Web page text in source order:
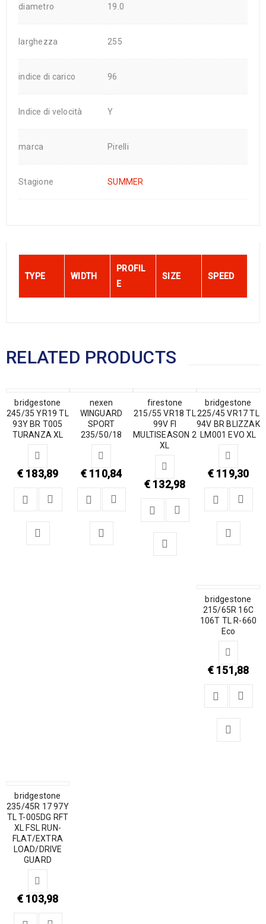
diametro 19.0
larghezza 255
indice di carico 96
Indice di velocità Y
marca Pirelli
Stagione SUMMER
TYPE WIDTH
PROFIL
E
SIZE SPEED
RELATED PRODUCTS
bridgestone
245/35 YR19 TL
93Y BR T005
TURANZA XL
€183,89
nexen
WINGUARD
SPORT
235/50/18
€110,84
firestone
215/55 VR18 TL
99V FI
MULTISEASON 2
XL
€132,98
bridgestone
225/45 VR17 TL
94V BR BLIZZAK
LM001 EVO XL
€119,30
bridgestone
215/65R 16C
106T TL R-660
Eco
€151,88
bridgestone
235/45R 17 97Y
TL T-005DG RFT
XL FSL RUN-
FLAT/EXTRA
LOAD/DRIVE
GUARD
€103,98